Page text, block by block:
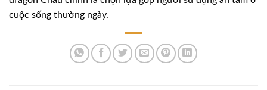
cuộc sống thường ngày.